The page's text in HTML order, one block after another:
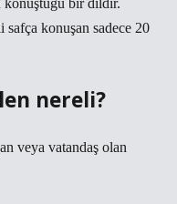
konuştuğu bir dildir.
konuşan sadece 20
nereli?
veya vatandaş olan